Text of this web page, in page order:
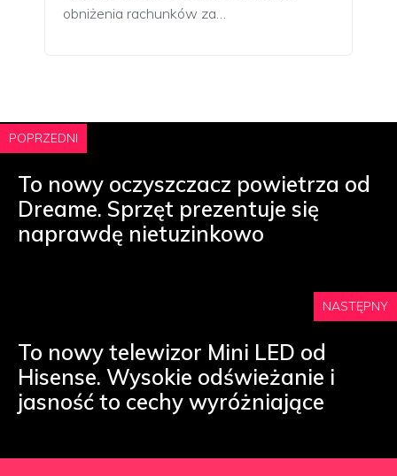
obniżenia rachunków za…
POPRZEDNI
To nowy oczyszczacz powietrza od
Dreame. Sprzęt prezentuje się
naprawdę nietuzinkowo
NASTĘPNY
To nowy telewizor Mini LED od
Hisense. Wysokie odświeżanie i
jasność to cechy wyróżniające